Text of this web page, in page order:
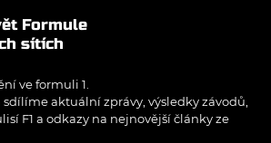
Formule
sítích
ve formuli 1.
aktuální zprávy, výsledky závodů,
F1 a odkazy na nejnovější články ze